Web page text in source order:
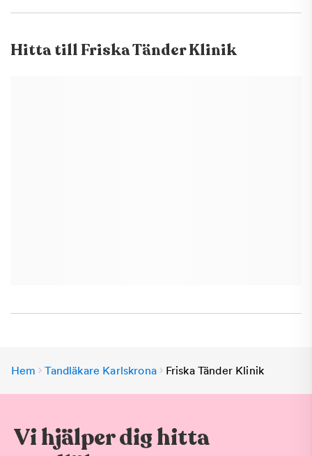
Hitta till Friska Tänder Klinik
Hem Tandläkare Karlskrona Friska Tänder Klinik
Vi hjälper dig hitta